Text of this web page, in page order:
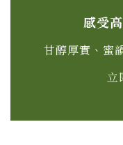
感受
甘醇厚實、蜜
立